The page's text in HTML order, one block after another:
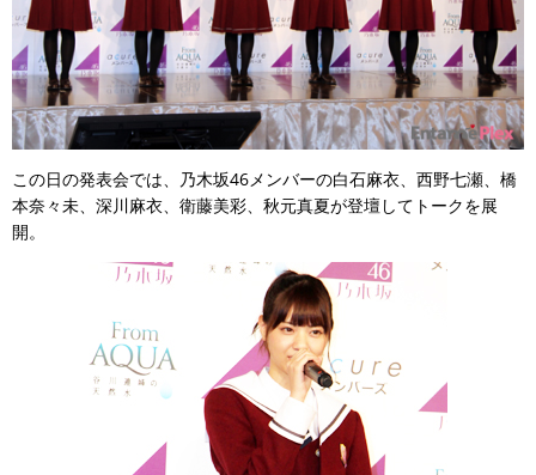
この日の発表会では、乃木坂46メンバーの白石麻衣、西野七瀬、橋
本奈々未、深川麻衣、衛藤美彩、秋元真夏が登壇してトークを展
開。